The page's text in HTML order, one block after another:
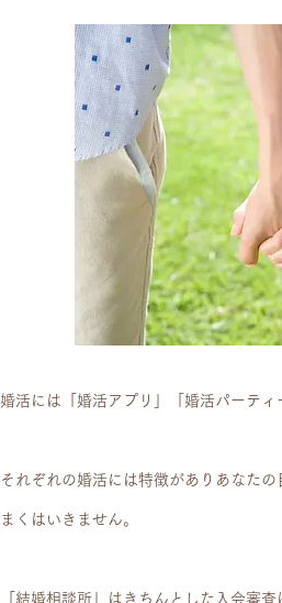
婚活には「婚活アプリ」「婚活パーテ
それぞれの婚活には特徴がありあなた
まくはいきません。
「結婚相談所」はきちんとした入会審